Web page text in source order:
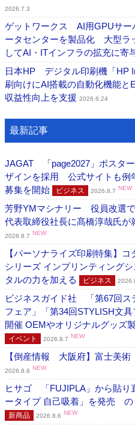
2026.7.3
ゲットワークス AI用GPUサー
ータセンターを製品化 大型ラ
してAI・ITインフラの拡充に寄
日本HP デジタル印刷機「HP
刷向けにAI搭載の自動化機能と
収益性向上を支援 2026.6.24
最新記事
JAGAT 「page2027」ポスタ
ザインを採用 公式サイトも例
募集を開始
ビジネス 2026.8.7 NEW
芳野YMマシナリー 役員改選で
代表取締役社長に髙橋淳哉氏が
2026.8.7 NEW
【パーソナライズ印刷特集】
シリーズ インプリンティング
タルの力を加える
ビジネス
ビジネスガイド社 「第67回ス
フェア」「第34回STYLISH文
開催 OEMやオリジナルグッズ
イベント 2026.8.7 NEW
【倒産情報 大阪府】富士美
2026.8.6 NEW
ヒサゴ 「FUJIPLA」から貼り
ータイプ 自己吸着」を発売 の
新商品 2026.8.6 NEW